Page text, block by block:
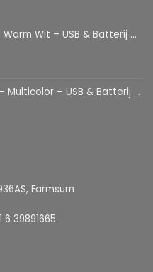
Decoratieve Tafellamp voor Kinderkamer – 28,5 x 24,5 cm
Sfeerlamp – Kinderkamer & Slaapkamer – 25,2 x 23 cm
Farmsum
6 39891665